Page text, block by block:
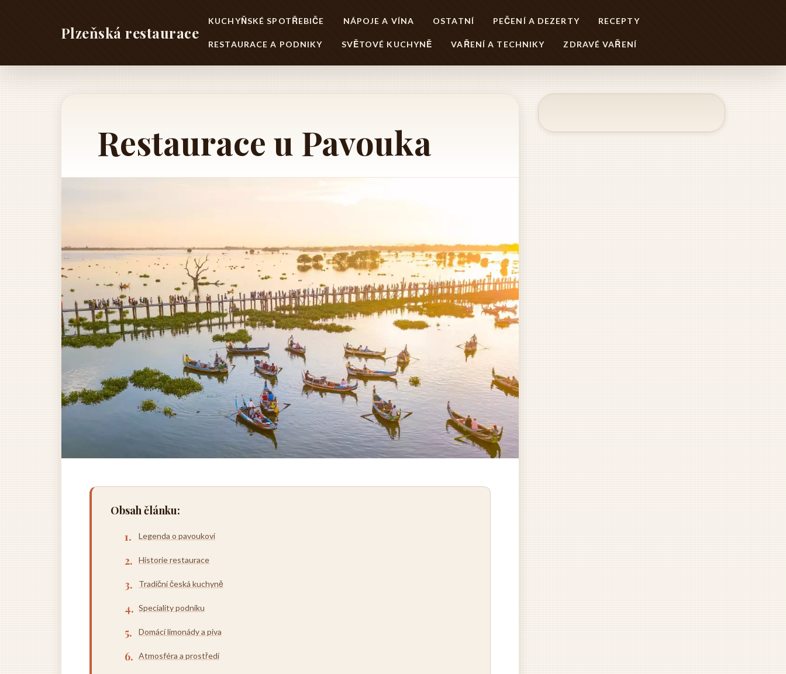
Plzeňská restaurace
KUCHYŇSKÉ SPOTŘEBIČE NÁPOJE A VÍNA OSTATNÍ PEČENÍ A DEZERTY RECEPTY
RESTAURACE A PODNIKY SVĚTOVÉ KUCHYNĚ VAŘENÍ A TECHNIKY ZDRAVÉ VAŘENÍ
️ Restaurace u Pavouka ️
Obsah článku:
Legenda o pavoukovi
Historie restaurace
Tradiční česká kuchyně
Speciality podniku
Domácí limonády a piva
Atmosféra a prostředí